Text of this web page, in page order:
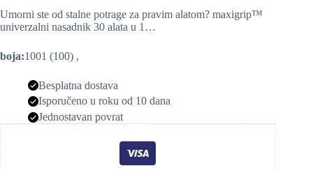
Umorni ste od stalne potrage za pravim alatom? maxigrip™
univerzalni nasadnik 30 alata u 1…
boja:1001 (100) ,
Besplatna dostava
Isporučeno u roku od 10 dana
Jednostavan povrat